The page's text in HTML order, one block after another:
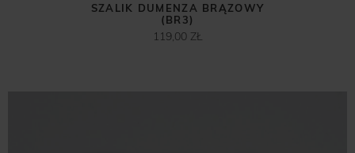
SZALIK DUMENZA BRĄZOWY
(BR3)
119,00 ZŁ